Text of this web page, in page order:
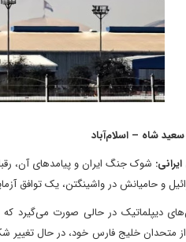
شاه – اسلام‌آباد
شوک جنگ ایران و پیامدهای آن،
و حامیانش در واشینگتن، یک توافق
دیپلماتیک در حالی صورت می‌گیرد که
متحدان خلیج فارس خود، در حال تغییر